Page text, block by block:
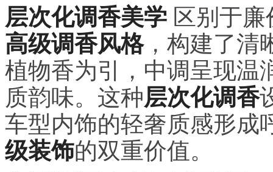
层次化调香美学 区别于
高级调香风格，构建了清
植物香为引，中调呈现温
质韵味。这种层次化调香
车型内饰的轻奢质感形成
级装饰的双重价值。